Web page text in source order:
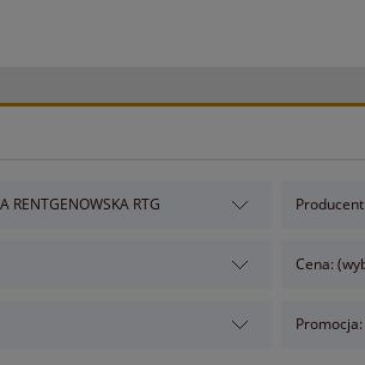
RENTGENOWSKA RTG
Cena: